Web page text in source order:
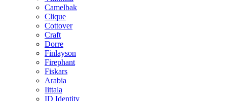
Camelbak
Clique
Cottover
Craft
Dorre
Finlayson
Firephant
Fiskars
Arabia
Iittala
ID Identity